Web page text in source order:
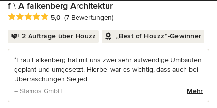
f \ A falkenberg Architektur
Durchschnittliche Bewertung: 5 von 5 Sternen
5,0 (7 Bewertungen)
2 Aufträge über Houzz „Best of Houzz“-Gewinner
“Frau Falkenberg hat mit uns zwei sehr aufwendige Umbauten
geplant und umgesetzt. Hierbei war es wichtig, dass auch bei
Überraschungen Sie jed...
– Stamos GmbH
Mehr